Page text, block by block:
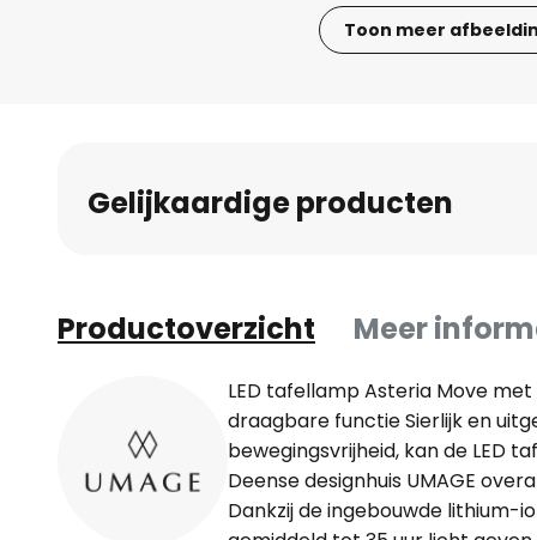
Toon meer
Gelijkaardige producten
Productoverzicht Meer
LED tafellamp Asteria Move
draagbare functie Sierlijk en
bewegingsvrijheid, kan de LED
Deense designhuis UMAGE
Dankzij de ingebouwde lithium-